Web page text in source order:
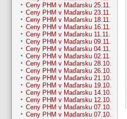
Ceny PHM v Maďarsku 25.11.
Ceny PHM v Maďarsku 23.11.
Ceny PHM v Maďarsku 18.11.
Ceny PHM v Maďarsku 16.11.
Ceny PHM v Maďarsku 11.11.
Ceny PHM v Maďarsku 09.11.
Ceny PHM v Maďarsku 04.11.
Ceny PHM v Maďarsku 02.11.
Ceny PHM v Maďarsku 28.10.
Ceny PHM v Maďarsku 26.10.
Ceny PHM v Maďarsku 21.10.
Ceny PHM v Maďarsku 19.10.
Ceny PHM v Maďarsku 14.10.
Ceny PHM v Maďarsku 12.10.
Ceny PHM v Maďarsku 07.10.
Ceny PHM v Maďarsku 07.10.